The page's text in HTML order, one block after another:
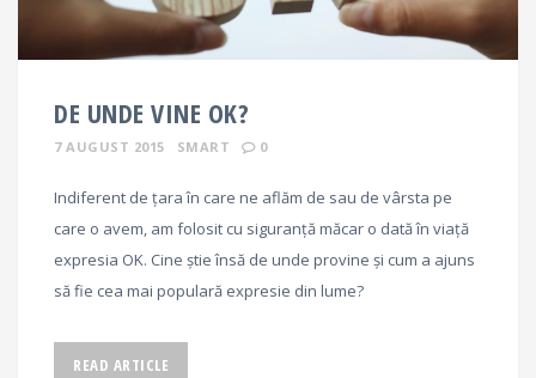
DE UNDE VINE OK?
7 AUGUST 2015 SMART 0
Indiferent de țara în care ne aflăm de sau de vârsta pe
care o avem, am folosit cu siguranță măcar o dată în viață
expresia OK. Cine știe însă de unde provine și cum a ajuns
să fie cea mai populară expresie din lume?
READ ARTICLE